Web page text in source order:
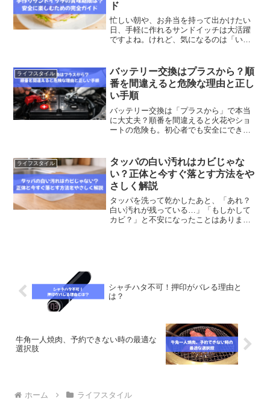
ド
忙しい朝や、お弁当を持って出かけたい
日、手軽に作れるサンドイッチは大活躍
ですよね。けれど、気になるのは「いつ
も多いのではないでしょうか？この記事
では、具材別の賞味期限や...
ライフスタイル
バッテリー交換はプラスから？順
番を間違えると危険な理由と正し
い手順
バッテリー交換は「プラスから」で本当
に大丈夫？順番を間違えると火花やショ
ートの危険も。初心者でも安全にできる
ライフスタイル
タッパの白い汚れはカビじゃな
い？正体と今すぐ落とす方法をや
さしく解説
タッパを洗って乾かしたあと、「あれ？
白い汚れが残っている…」「もしかして
カビ？」と不安になったことはありませ
シャチハタ不可！押印がバレる理由と
は？
牛角一人焼肉、予約できない時の最適な
選択肢
ホーム ライフスタイル